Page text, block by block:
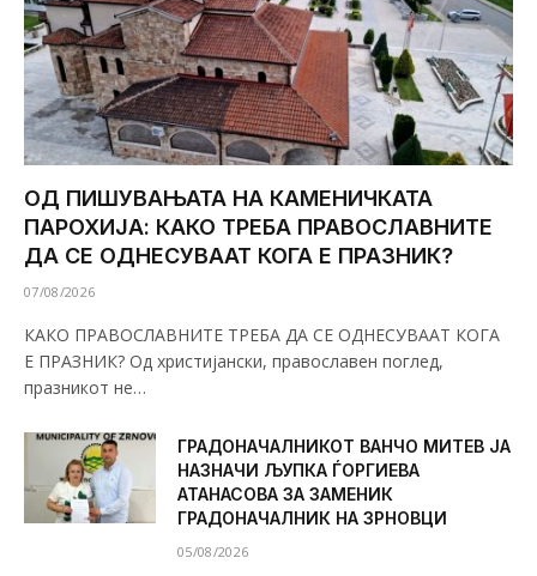
ОД ПИШУВАЊАТА НА КАМЕНИЧКАТА
ПАРОХИЈА: КАКО ТРЕБА ПРАВОСЛАВНИТЕ
ДА СЕ ОДНЕСУВААТ КОГА Е ПРАЗНИК?
07/08/2026
КАКО ПРАВОСЛАВНИТЕ ТРЕБА ДА СЕ ОДНЕСУВААТ КОГА
Е ПРАЗНИК? Од христијански, православен поглед,
празникот не…
ГРАДОНАЧАЛНИКОТ ВАНЧО МИТЕВ ЈА
НАЗНАЧИ ЉУПКА ЃОРГИЕВА
АТАНАСОВА ЗА ЗАМЕНИК
ГРАДОНАЧАЛНИК НА ЗРНОВЦИ
05/08/2026